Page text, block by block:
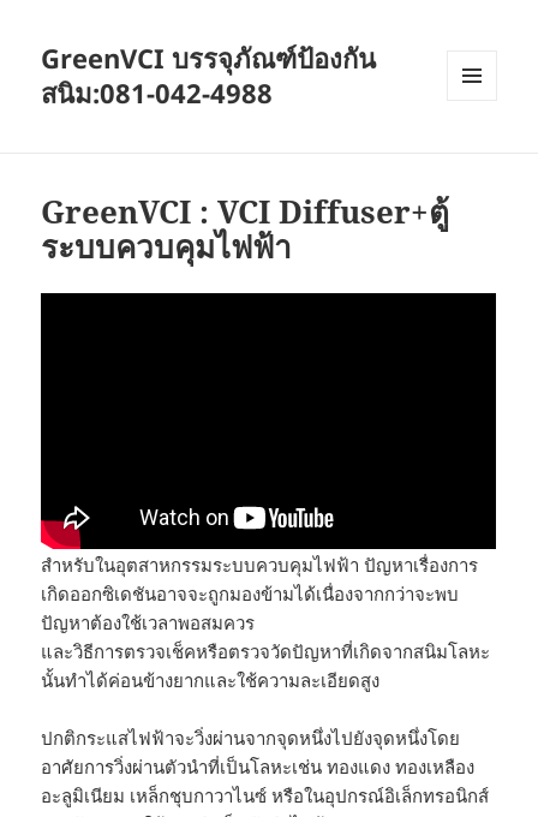
GreenVCI บรรจุภัณฑ์ป้องกัน
สนิม:081-042-4988
GreenVCI : VCI Diffuser+ตู้
ระบบควบคุมไฟฟ้า
สำหรับในอุตสาหกรรมระบบควบคุมไฟฟ้า ปัญหาเรื่องการ
เกิดออกซิเดชันอาจจะถูกมองข้ามได้เนื่องจากกว่าจะพบ
ปัญหาต้องใช้เวลาพอสมควร
และวิธีการตรวจเช็คหรือตรวจวัดปัญหาที่เกิดจากสนิมโลหะ
นั้นทำได้ค่อนข้างยากและใช้ความละเอียดสูง
ปกติกระแสไฟฟ้าจะวิ่งผ่านจากจุดหนึ่งไปยังจุดหนึ่งโดย
อาศัยการวิ่งผ่านตัวนำที่เป็นโลหะเช่น ทองแดง ทองเหลือง
อะลูมิเนียม เหล็กชุบกาวาไนซ์ หรือในอุปกรณ์อิเล็กทรอนิกส์